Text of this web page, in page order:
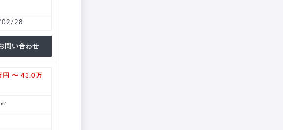
02/28
問い合わせ
円 〜 43.0万